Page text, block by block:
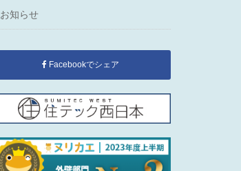
お知らせ
Facebookでシェア